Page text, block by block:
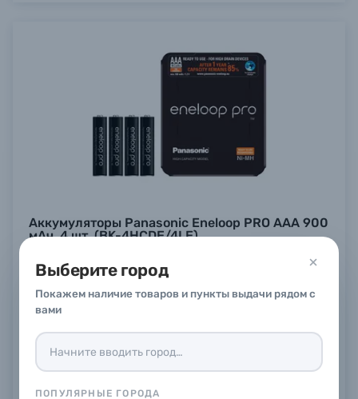
Выберите город
Покажем наличие товаров и пункты выдачи рядом с
вами
ПОПУЛЯРНЫЕ ГОРОДА
Аккумуляторы Panasonic Eneloop PRO AAA 900
мАч, 4 шт. (BK-4HCDE/4LE)
2 890 ₽